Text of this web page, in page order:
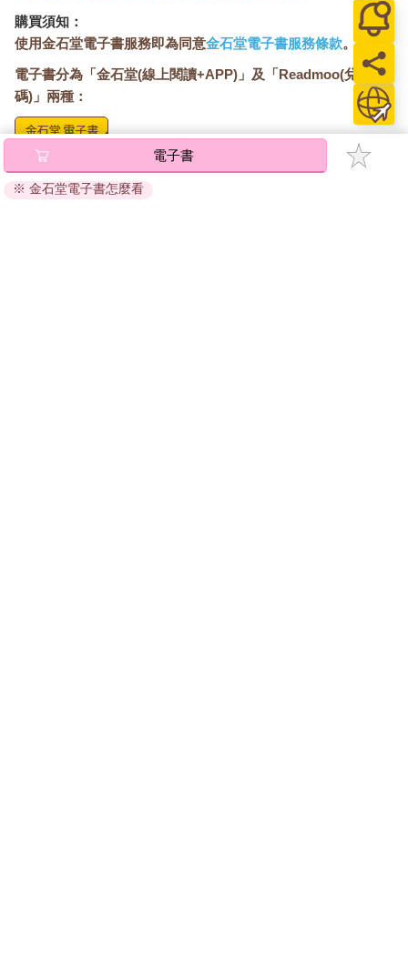
「如果我逃跑了怎麼辦？」
「我會再把妳帶回來。」
那句話讓我啞口無言。因為他不是說「抓回來」，而是「帶回
來」。我完全不曉得他到底想要對我做什麼。
「是不是因為妳總是胡思亂想，才會一直發燒？」
低沉的聲音搔動我的耳朵，接著一隻冰涼的手放到我的眼睛上。
或許我是真的發燒了，他的手感覺非常冰涼舒服。輕柔的低語聲
再度流入耳裡。
「不要擔心，好好休息。妳已經不需要再擔心任何事了。」
購買須知：
使用金石堂電子書服務即為同意金石堂電子書服務條款。
電子書分為「金石堂(線上閱讀+APP)」及「Readmoo(兌換
碼)」兩種：
將儲存於會員中心→電子書服務「我的e書櫃」，點選線上
閱讀直接開啟閱讀。
電子書
※ 金石堂電子書怎麼看